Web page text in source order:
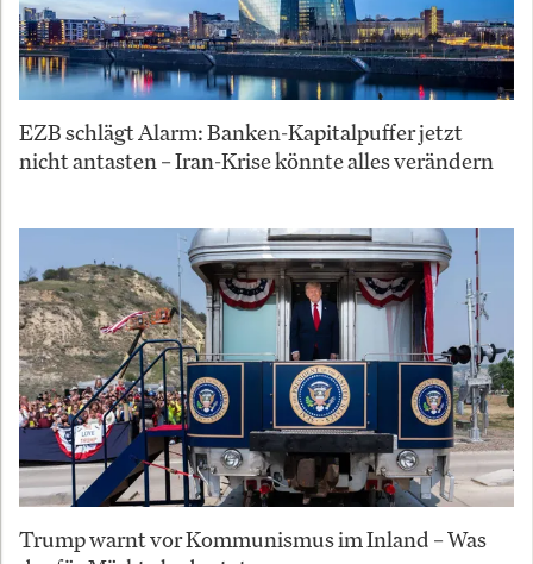
EZB schlägt Alarm: Banken-Kapitalpuffer jetzt
nicht antasten – Iran-Krise könnte alles verändern
Trump warnt vor Kommunismus im Inland – Was